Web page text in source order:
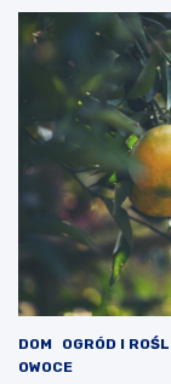
DOM OGRÓD I
OWOCE